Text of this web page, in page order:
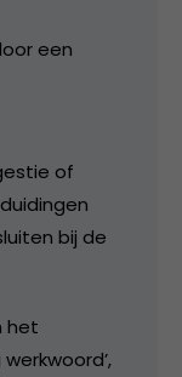
een
of
bij de
het